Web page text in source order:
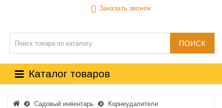
Заказать звонок
ПОИСК
Каталог товаров
Садовый инвентарь Корнеудалители